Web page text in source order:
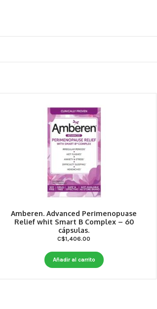
Amberen. Advanced Perimenopuase
Relief whit Smart B Complex – 60
cápsulas.
C$1,406.00
Añadir al carrito